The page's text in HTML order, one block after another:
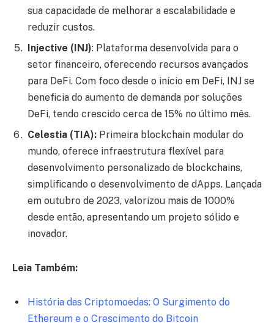
sua capacidade de melhorar a escalabilidade e
reduzir custos.
Injective (INJ): Plataforma desenvolvida para o
setor financeiro, oferecendo recursos avançados
para DeFi. Com foco desde o início em DeFi, INJ se
beneficia do aumento de demanda por soluções
DeFi, tendo crescido cerca de 15% no último mês.
Celestia (TIA): Primeira blockchain modular do
mundo, oferece infraestrutura flexível para
desenvolvimento personalizado de blockchains,
simplificando o desenvolvimento de dApps. Lançada
em outubro de 2023, valorizou mais de 1000%
desde então, apresentando um projeto sólido e
inovador.
Leia Também:
História das Criptomoedas: O Surgimento do
Ethereum e o Crescimento do Bitcoin